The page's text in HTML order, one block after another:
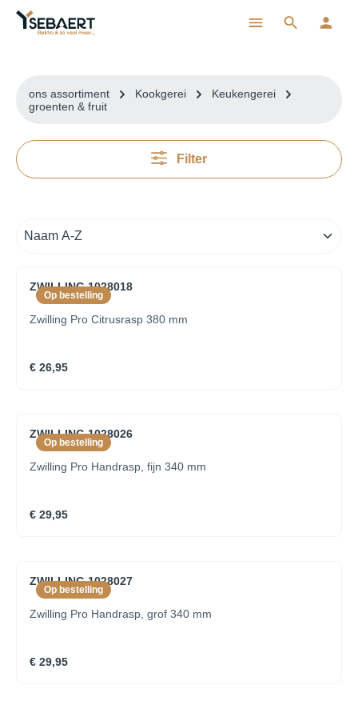
ons assortiment Kookgerei
Keukengerei
groenten & fruit
Filter
Op bestelling
ZWILLING 1028018
Zwilling Pro Citrusrasp 380 mm
€ 26,95
Op bestelling
ZWILLING 1028026
Zwilling Pro Handrasp, fijn 340 mm
€ 29,95
Op bestelling
ZWILLING 1028027
Zwilling Pro Handrasp, grof 340 mm
€ 29,95